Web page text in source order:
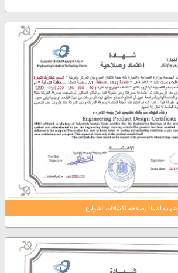
شهادة اعتماد وصلاحية لكشافات الشوارع